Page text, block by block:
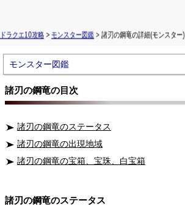
ドラクエ10攻略 > モンスター図鑑 > 諸刃の鋼竜の詳細(モンスター)
モンスター図鑑
諸刃の鋼竜の目次
諸刃の鋼竜のステータス
諸刃の鋼竜の出現地域
諸刃の鋼竜の宝箱、宝珠、白宝箱
諸刃の鋼竜のステータス